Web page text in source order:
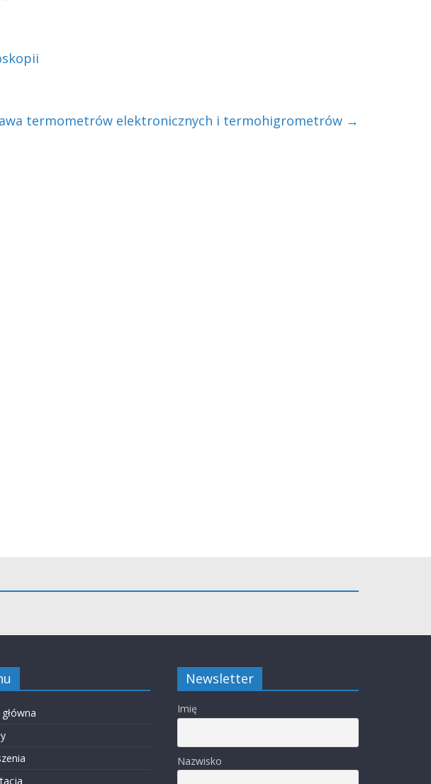
termometrów elektronicznych i termohigrometrów →
Newsletter
Imię
Nazwisko